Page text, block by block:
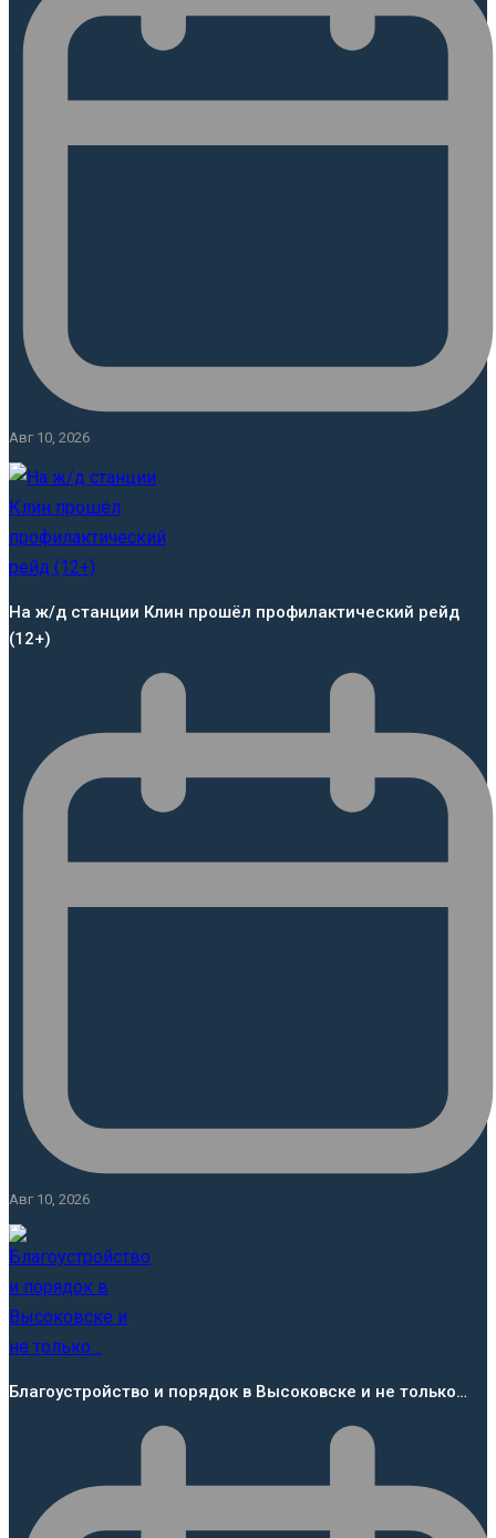
Авг 10, 2026
На ж/д станции Клин прошёл профилактический рейд
(12+)
Авг 10, 2026
Благоустройство и порядок в Высоковске и не только…